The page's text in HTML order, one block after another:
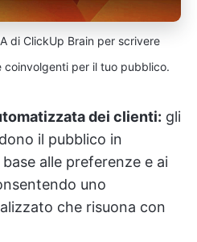
di ClickUp Brain per scrivere
coinvolgenti per il tuo pubblico.
dei clienti: gli
il pubblico in
alle preferenze e ai
uno
che risuona con